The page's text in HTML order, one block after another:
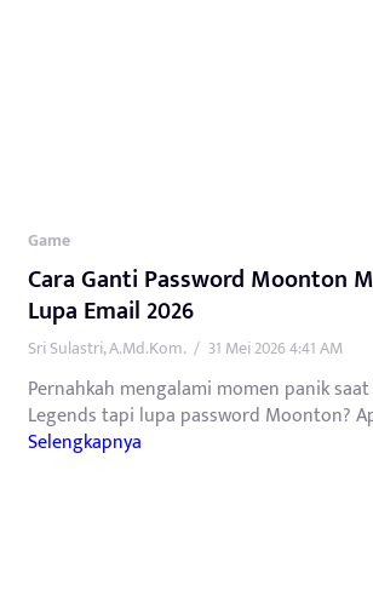
Game
Cara Ganti Password Moonton
Lupa Email 2026
Sri Sulastri, A.Md.Kom. / 31 Mei 2026 4:41 AM
Pernahkah mengalami momen panik
Legends tapi lupa password Moonton?
Selengkapnya